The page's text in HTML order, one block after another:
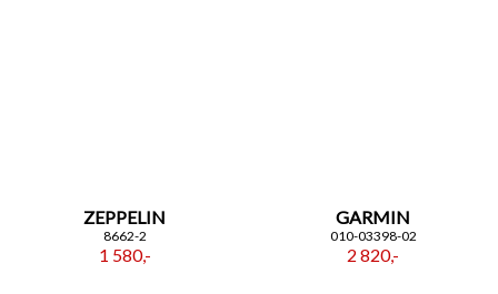
ZEPPELIN
8662-2
1 580,-
GARMIN
010-03398-02
2 820,-